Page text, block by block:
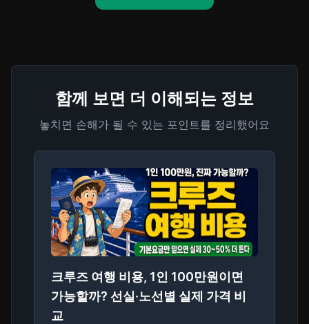
함께 보면 더 이해되는 정보
놓치면 손해가 될 수 있는 포인트를 정리했어요
크루즈 여행 비용, 1인 100만원이면
가능할까? 선실·노선별 실제 가격 비
교